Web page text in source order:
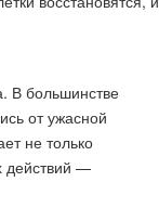
В большинстве
от ужасной
не только
действий —